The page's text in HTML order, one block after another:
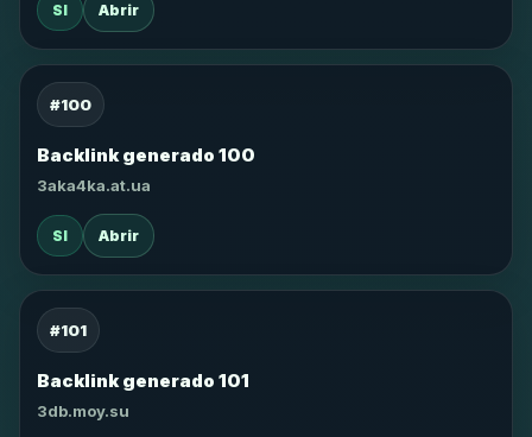
SI Abrir
#100
Backlink generado 100
3aka4ka.at.ua
SI Abrir
#101
Backlink generado 101
3db.moy.su